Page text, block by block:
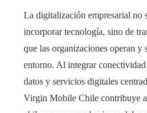
La digitalización empresarial no
incorporar tecnología, sino de
que las organizaciones operan y
entorno. Al integrar
datos y servicios digitales
Virgin Mobile Chile contribuye a